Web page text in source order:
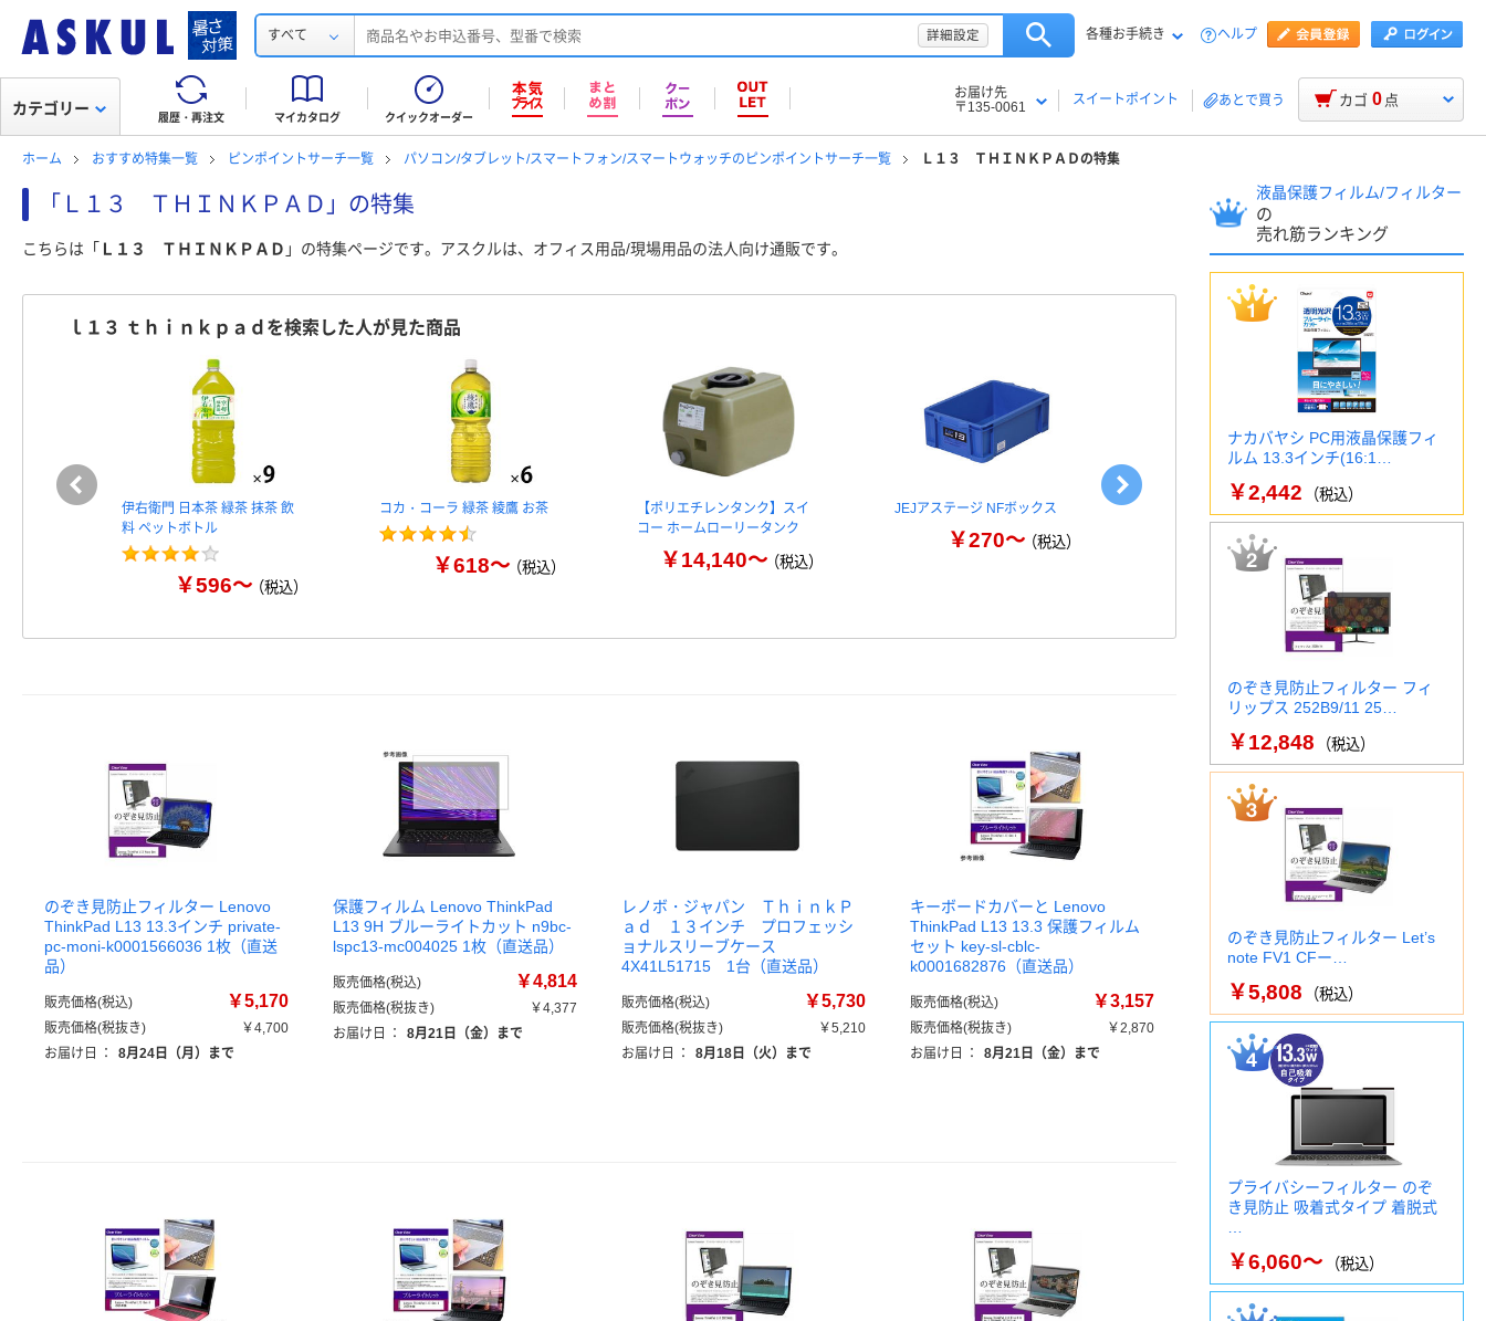
すべて 詳細設定 各種お手続き ヘルプ
履歴・再注文 マイカタログ クイックオーダー
お届け先
〒135-0061
スイートポイント あとで買う
カテゴリー カゴ 0 点
ホーム おすすめ特集一覧 ピンポイントサーチ一覧 パソコン/タブレット/スマートフォン/スマートウォッチのピンポイントサーチ一覧 Ｌ１３ ＴＨＩＮＫＰＡＤの特集
「Ｌ１３ ＴＨＩＮＫＰＡＤ」の特集
こちらは「 Ｌ１３ ＴＨＩＮＫＰＡＤ 」の特集ページです。アスクルは、オフィス用品/現場用品の法人向け通販です。
ｌ１３ ｔｈｉｎｋｐａｄを検索した人が見た商品
伊右衛門 日本茶 緑茶 抹茶 飲
料 ペットボトル
￥596～（税込）
コカ・コーラ 緑茶 綾鷹 お茶
￥618～（税込）
【ポリエチレンタンク】スイ
コー ホームローリータンク
￥14,140～（税込）
JEJアステージ NFボックス
￥270～（税込） ￥518～
のぞき見防止フィルター Lenovo
ThinkPad L13 13.3インチ private-
pc-moni-k0001566036 1枚（直送
品）
販売価格(税込) ￥5,170
販売価格(税抜き)
￥4,700
お届け日
： 8月24日（月）まで
保護フィルム Lenovo ThinkPad
L13 9H ブルーライトカット n9bc-
lspc13-mc004025 1枚（直送品）
販売価格(税込) ￥4,814
販売価格(税抜き)
￥4,377
お届け日
： 8月21日（金）まで
レノボ・ジャパン ＴｈｉｎｋＰ
ａｄ １３インチ プロフェッシ
ョナルスリーブケース
4X41L51715 1台（直送品）
販売価格(税込) ￥5,730
販売価格(税抜き)
￥5,210
お届け日
： 8月18日（火）まで
キーボードカバーと Lenovo
ThinkPad L13 13.3 保護フィルム
セット key-sl-cblc-
k0001682876（直送品）
販売価格(税込) ￥3,157
販売価格(税抜き)
￥2,870
お届け日
： 8月21日（金）まで
液晶保護フィルム/フィルター
の
売れ筋ランキング
ナカバヤシ PC用液晶保護フィ
ルム 13.3インチ(16:1…
￥2,442 （税込）
のぞき見防止フィルター フィ
リップス 252B9/11 25…
￥12,848 （税込）
のぞき見防止フィルター Let’s
note FV1 CFー…
￥5,808 （税込）
プライバシーフィルター のぞ
き見防止 吸着式タイプ 着脱式
￥6,060～ （税込）